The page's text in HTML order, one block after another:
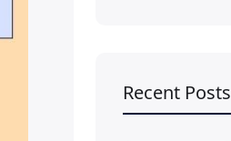
Recent Posts